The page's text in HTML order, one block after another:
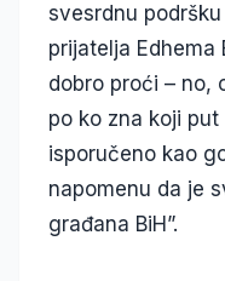
svesrdnu
prijatelja Edhema
dobro proći – no,
po ko zna koji put
isporučeno kao
napomenu da je
građana BiH”.